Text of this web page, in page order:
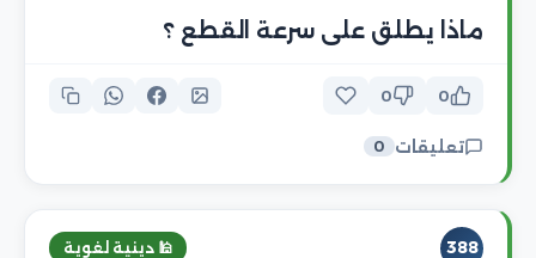
ماذا يطلق على سرعة القطع ؟
0
0
تعليقات 0
388 🕌 دينية لغوية